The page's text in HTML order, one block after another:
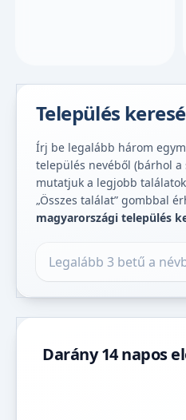
Település
Írj be legalább három
település nevéből (bárhol a
mutatjuk a legjobb
„Összes találat” gombbal
magyarországi település
Darány 14 napos